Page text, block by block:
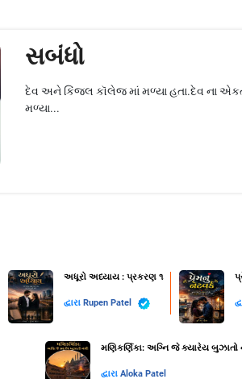
સબંધો
દેવ અને કિંજલ કૉલેજ માં મળ્યા હતા.દેવ ના
મળ્યા...
અધૂરો અધ્યાય : પ્રકરણ ૧
દ્વારા Rupen Patel
મણિકર્ણિકા: અગ્નિ જે ક્યારેય બુઝાતો
દ્વારા Aloka Patel